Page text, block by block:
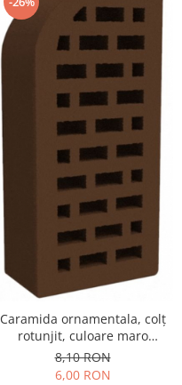
Caramida ornamentala, colț
rotunjit, culoare maro
ciocolată, 250x120x65
8,10 RON
6,00 RON